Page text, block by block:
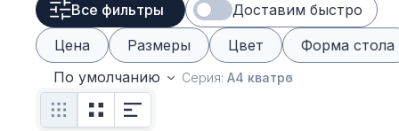
Все фильтры
Доставим быстро
Цена
Размеры Цвет Форма стола
Серия: А4 кватро
По умолчанию
Стойки ресепшн
Офисные кресла и стулья
Офисные столы